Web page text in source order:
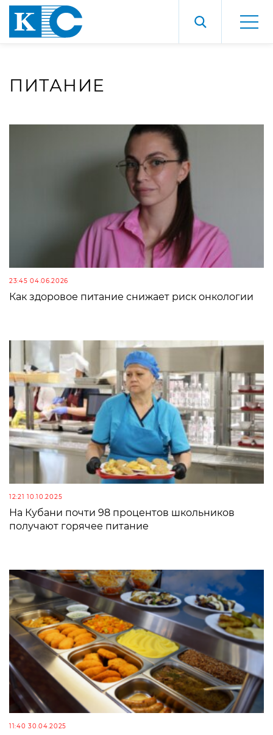
ПИТАНИЕ
23:45 04.06.2026
Как здоровое питание снижает риск онкологии
12:21 10.10.2025
На Кубани почти 98 процентов школьников
получают горячее питание
11:40 30.04.2025